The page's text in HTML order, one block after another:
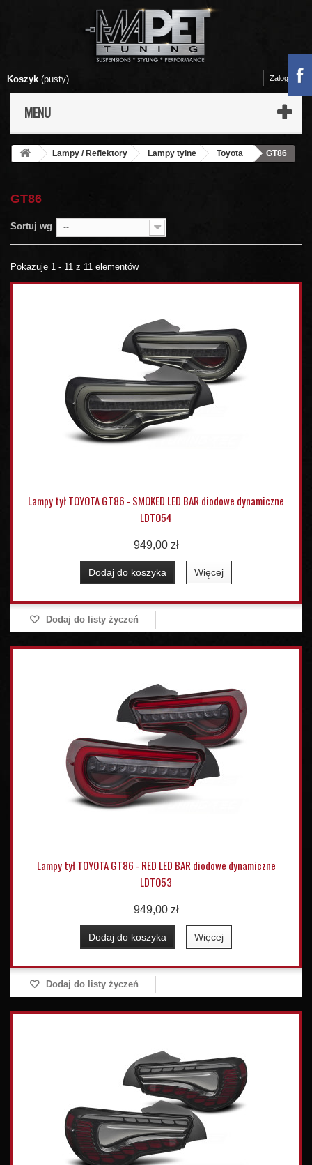
Koszyk (pusty)
MENU
Zaloguj się
Lampy / Reflektory Lampy tylne Toyota GT86
GT86
Sortuj wg --
Pokazuje 1 - 11 z 11 elementów
Lampy tył TOYOTA GT86 - SMOKED LED BAR diodowe dynamiczne
LDTO54
949,00 zł
Dodaj do koszyka Więcej
Dodaj do listy życzeń
Lampy tył TOYOTA GT86 - RED LED BAR diodowe dynamiczne
LDTO53
949,00 zł
Dodaj do koszyka Więcej
Dodaj do listy życzeń